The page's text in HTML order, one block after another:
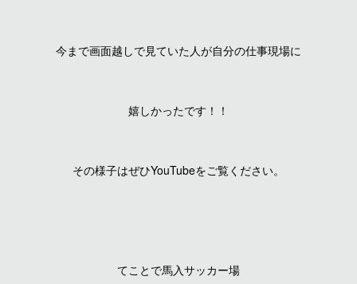
今まで画面越しで見ていた人が自分の仕事現場に
嬉しかったです！！
その様子はぜひYouTubeをご覧ください。
てことで馬入サッカー場